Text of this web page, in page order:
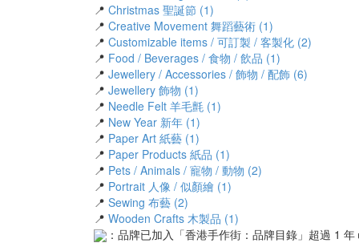
📍 Christmas 聖誕節 (1)
📍 Creative Movement 舞蹈藝術 (1)
📍 Customizable items / 可訂製 / 客製化 (2)
📍 Food / Beverages / 食物 / 飲品 (1)
📍 Jewellery / Accessories / 飾物 / 配飾 (6)
📍 Jewellery 飾物 (1)
📍 Needle Felt 羊毛氈 (1)
📍 New Year 新年 (1)
📍 Paper Art 紙藝 (1)
📍 Paper Products 紙品 (1)
📍 Pets / Animals / 寵物 / 動物 (2)
📍 Portrait 人像 / 似顏繪 (1)
📍 Sewing 布藝 (2)
📍 Wooden Crafts 木製品 (1)
：品牌已加入「香港手作街：品牌目錄」超過 1 年